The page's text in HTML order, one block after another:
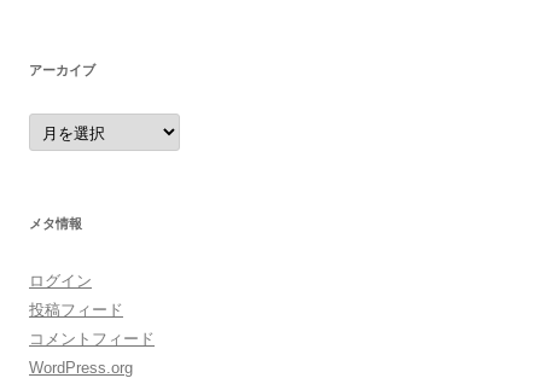
アーカイブ
ア
ー
カ
メタ情報
ログイン
投稿フィード
コメントフィード
WordPress.org